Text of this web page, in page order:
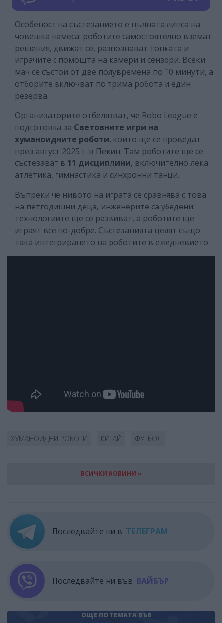
Особеност на състезанието е пълната липса на
човешка намеса: роботите самостоятелно вземат
решения, движат се, разпознават топката и
играчите с помощта на камери и сензори. Всеки
мач се състои от две полувремена по 10 минути, а
отборите включват по трима робота и един
резерва.
Организаторите отбелязват, че Robo League е
подготовка за Световните игри на
хуманоидните роботи, които ще се проведат
през август 2025 г. в Пекин. Там роботите ще се
състезават в 11 дисциплини, включително лека
атлетика, гимнастика и синхронни танци.
Въпреки че нивото на играта се сравнява с това
на петгодишни деца, инженерите са убедени:
технологиите ще се развиват, а роботите ще
играят все по-добре. Състезанията целят също
така интегрирането на роботите в ежедневието.
ХУМАНОИДНИ РОБОТИ КИТАЙ ФУТБОЛ
ВСИЧКИ НОВИНИ »
Последвайте ни в ТЕЛЕГРАМ
Последвайте ни във ВАЙБЪР
ОЩЕ ПО ТЕМАТА ВЪВ